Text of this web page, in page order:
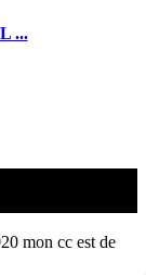
...
mon cc est de